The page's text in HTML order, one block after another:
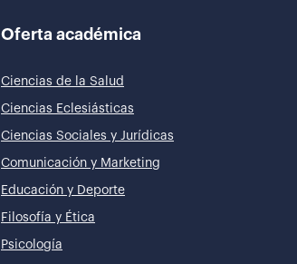
Oferta académica
Ciencias de la Salud
Ciencias Eclesiásticas
Ciencias Sociales y Jurídicas
Comunicación y Marketing
Educación y Deporte
Filosofía y Ética
Psicología